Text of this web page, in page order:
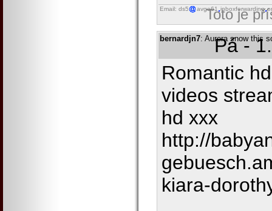
Email: ds5 avgo61 inboxforwarding
Toto je
bernardjn7: Aurora snow this
Pá -
Romantic
videos
hd xxx
http://
kiara-